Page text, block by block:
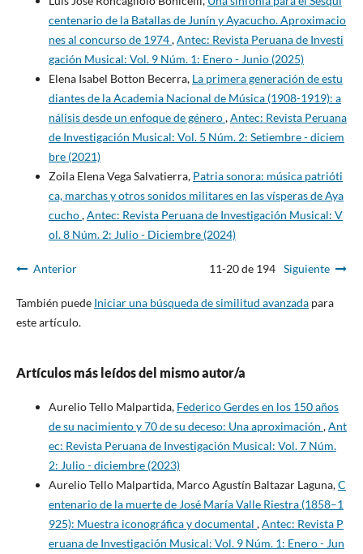
centenario de la Batallas de Junín y Ayacucho. Aproximacio
nes al concurso de 1974,Antec: Revista Peruana de Investi
gación Musical: Vol. 9 Núm. 1: Enero - Junio (2025)
Elena Isabel Botton Becerra, La primera generación de estu
diantes de la Academia Nacional de Música (1908-1919): a
nálisis desde un enfoque de género,Antec: Revista Peruana
de Investigación Musical: Vol. 5 Núm. 2: Setiembre - diciem
bre (2021)
Zoila Elena Vega Salvatierra, Patria sonora: música patrióti
ca, marchas y otros sonidos militares en las vísperas de Aya
cucho,Antec: Revista Peruana de Investigación Musical: V
ol. 8 Núm. 2: Julio - Diciembre (2024)
Anterior 11-20 de 194 Siguiente
También puede Iniciar una búsqueda de similitud avanzadapara
este artículo.
Artículos más leídos del mismo autor/a
Aurelio Tello Malpartida, Federico Gerdes en los 150 años
de su nacimiento y 70 de su deceso: Una aproximación ,Ant
ec: Revista Peruana de Investigación Musical: Vol. 7 Núm.
2: Julio - diciembre (2023)
Aurelio Tello Malpartida, Marco Agustín Baltazar Laguna,C
entenario de la muerte de José María Valle Riestra (1858–1
925): Muestra iconográfica y documental ,Antec: Revista P
eruana de Investigación Musical: Vol. 9 Núm. 1: Enero - Jun